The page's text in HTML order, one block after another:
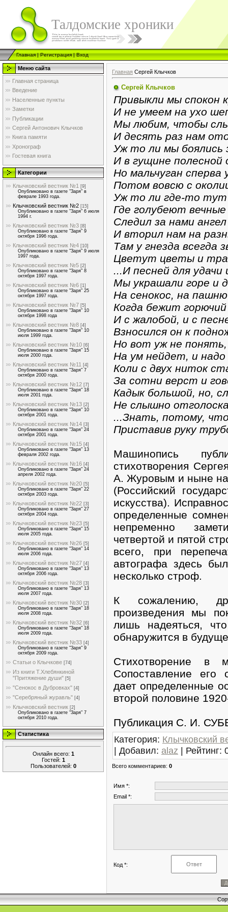
Талдомские хроники
Главная|Регистрация|Вход
Меню сайта
Главная страница
Введение
Населенные пункты
Заметки
Публикации
Сергей Антонович Клычков
Книга памяти
Хронограф
Гостевая книга
Категории
Клычковский вестник №1 [9]
Опубликовано в газете "Заря" в
феврале 1993 года.
Клычковский вестник №2 [15]
Опубликовано в газете "Заря" 6 июля
1994 г.
Клычковский вестник №3 [8]
Опубликовано в газете "Заря" 9
октября 1996 года.
Клычковский вестник №4 [10]
Опубликовано в газете "Заря" 9 июля
1997 года.
Клычковский вестник №5 [2]
Опубликовано в газете "Заря" 8
октября 1997 года.
Клычковский вестник №6 [1]
Опубликовано в газете "Заря" 25
октября 1997 года.
Клычковский вестник №7 [5]
Опубликовано в газете "Заря" 10
октября 1998 года
Клычковский вестник №8 [4]
Опубликовано в газете "Заря" 10
июля 1999 года.
Клычковский вестник №10 [6]
Опубликовано в газете "Заря" 15
июля 2000 года.
Клычковский вестник №11 [4]
Опубликовано в газете "Заря" 7
октября 2000 года.
Клычковский вестник №12 [7]
Опубликовано в газете "Заря" 18
июля 2001 года.
Клычковский вестник №13 [2]
Опубликовано в газете "Заря" 10
октября 2001 года.
Клычковский вестник №14 [3]
Опубликовано в газете "Заря" 24
октября 2001 года.
Клычковский вестник №15 [4]
Опубликовано в газете "Заря" 13
февраля 2002 года.
Клычковский вестник №16 [4]
Опубликовано в газете "Заря" 24
апреля 2002 года.
Клычковский вестник №20 [5]
Опубликовано в газете "Заря" 22
октября 2003 года.
Клычковский вестник №22 [3]
Опубликовано в газете "Заря" 27
октября 2004 года.
Клычковский вестник №23 [5]
Опубликовано в газете "Заря" 15
июля 2005 года.
Клычковский вестник №26 [5]
Опубликовано в газете "Заря" 14
июля 2006 года.
Клычковский вестник №27 [4]
Опубликовано в газете "Заря" 13
октября 2006 года.
Клычковский вестник №28 [3]
Опубликовано в газете "Заря" 13
июля 2007 года.
Клычковский вестник №30 [2]
Опубликовано в газете "Заря" 18
июля 2008 года.
Клычковский вестник №32 [6]
Опубликовано в газете "Заря" 18
июля 2009 года.
Клычковский вестник №33 [4]
Опубликовано в газете "Заря" 9
октября 2009 года.
Статьи о Клычкове [74]
Из книги Т.Хлебянкиной
"Притяжение души" [5]
"Сенокос в Дубровках" [4]
"Серебряный журавль" [4]
Клычковский вестник [2]
Опубликовано в газете "Заря" 7
октября 2010 года.
Статистика
Онлайн всего: 1
Гостей: 1
Пользователей: 0
Главная Сергей Клычков
Сергей Клычков
Привыкли мы спокон
И не умеем на ухо
Мы любим, чтобы
И десять раз нам
Уж то ли мы боялись
И в гущине полесной
Но мальчуган сперва
Потом вовсю с
Уж то ли где-то тут
Где голубеют
Следил за нами
И вторил нам на
Там у гнезда всегда
Цветут цветы и
...И песней для удачи
Мы украшали горе и
На сенокос, на
Когда бежит
И с жалобой, и с
Взносился он к
Но вот уж не
На ум нейдет, и
Коли с двух ниток
За сотни верст и
Кадык большой, но,
Не слышно
...Знать, потому, что
Приставив руку
Машинопись
стихотворения
А. Журовым и ныне
(Российский
искусства).
определенные
непременно
четвертой и пятой
всего, при
автографа здесь
несколько строф.
К сожалению,
произведения мы
лишь надеяться,
обнаружится в
Стихотворение в
Сопоставление его
дает определенные
второй половине
Публикация С. И.
Категория: Клычковский
| Добавил: alaz | Рейтинг:
Всего комментариев: 0
Имя *:
Email *:
Код *: